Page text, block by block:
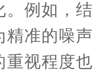
例如，
精准的噪
视程度